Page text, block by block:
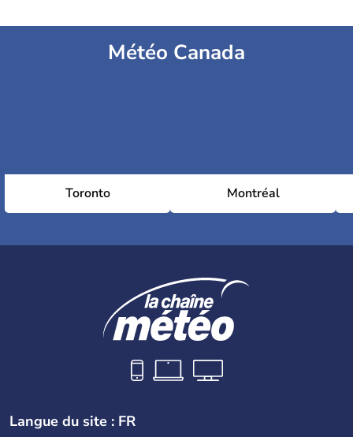
Météo Canada
Toronto Montréal
Langue du site : FR